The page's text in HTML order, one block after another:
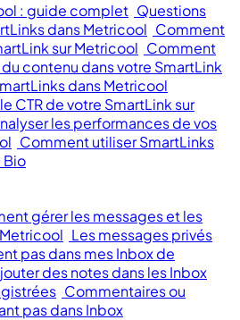
: guide complet Questions
dans Metricool Comment
sur Metricool Comment
contenu dans votre SmartLink
dans Metricool
CTR de votre SmartLink sur
les performances de vos
Comment utiliser SmartLinks
Bio
gérer les messages et les
Les messages privés
pas dans mes Inbox de
des notes dans les Inbox
Commentaires ou
pas dans Inbox